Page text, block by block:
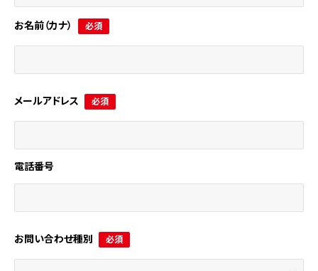
お名前（カナ） 必須
メールアドレス 必須
電話番号
お問い合わせ種別 必須